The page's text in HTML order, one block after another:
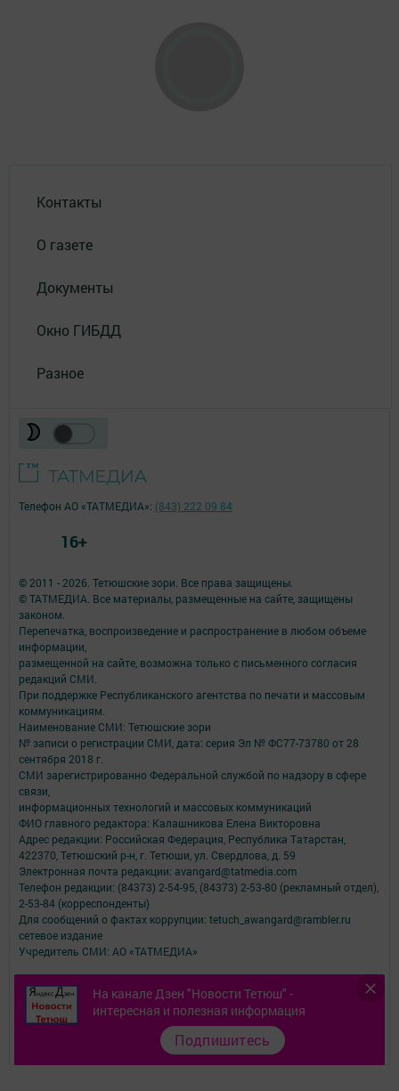
Контакты
О газете
Документы
Окно ГИБДД
Разное
На канале Дзен "Новости Тетюш" -
интересная и полезная информация
Подпишитесь
© 2011 - 2026. Тетюшские зори. Все права защищены.
© ТАТМЕДИА. Все материалы, размещенные на сайте, защищены
законом.
Перепечатка, воспроизведение и распространение в любом объеме
информации,
размещенной на сайте, возможна только с письменного согласия
редакций СМИ.
При поддержке Республиканского агентства по печати и массовым
коммуникациям.
Наименование СМИ: Тетюшские зори
№ записи о регистрации СМИ, дата: серия Эл № ФС77-73780 от 28
сентября 2018 г.
СМИ зарегистрированно Федеральной службой по надзору в сфере
связи,
информационных технологий и массовых коммуникаций
ФИО главного редактора: Калашникова Елена Викторовна
Адрес редакции: Российская Федерация, Республика Татарстан,
422370, Тетюшский р-н, г. Тетюши, ул. Свердлова, д. 59
Электронная почта редакции: avangard@tatmedia.com
Телефон редакции: (84373) 2-54-95, (84373) 2-53-80 (рекламный отдел),
2-53-84 (корреспонденты)
Для сообщений о фактах коррупции: tetuch_awangard@rambler.ru
сетевое издание
Учредитель СМИ: АО «ТАТМЕДИА»
Антикоррупционная политика
АО «ТАТМЕДИА» использует «cookie»для персонализации сервисов и
удобства пользователей сайтом.
Использование «cookie» можно отменить в настройках браузера.
Политика конфиденциальности
Телефон АО «ТАТМЕДИА»: (843) 222 09 84
16+